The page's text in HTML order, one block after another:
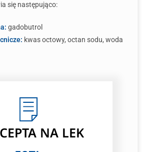
się następująco:
gadobutrol
kwas octowy, octan sodu, woda
NA LEK